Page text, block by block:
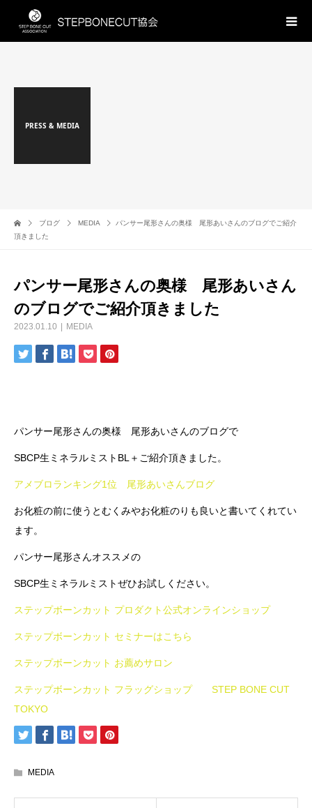
PRESS & MEDIA
ブログ MEDIA
パンサー尾形さんの奥様 尾形あいさんのブログでご紹介
頂きました
パンサー尾形さんの奥様 尾形あいさん
のブログでご紹介頂きました
2023.01.10 MEDIA
パンサー尾形さんの奥様 尾形あいさんのブログで
SBCP生ミネラルミストBL＋ご紹介頂きました。
アメブロランキング1位 尾形あいさんブログ
お化粧の前に使うとむくみやお化粧のりも良いと書いてくれてい
ます。
パンサー尾形さんオススメの
SBCP生ミネラルミストぜひお試しください。
ステップボーンカット プロダクト公式オンラインショップ
ステップボーンカット セミナーはこちら
ステップボーンカット お薦めサロン
ステップボーンカット フラッグショップ STEP BONE CUT
TOKYO
MEDIA